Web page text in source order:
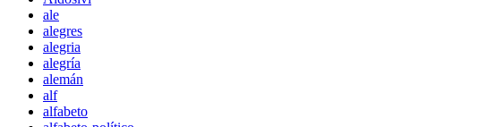
ale
alegres
alegria
alegría
alemán
alf
alfabeto